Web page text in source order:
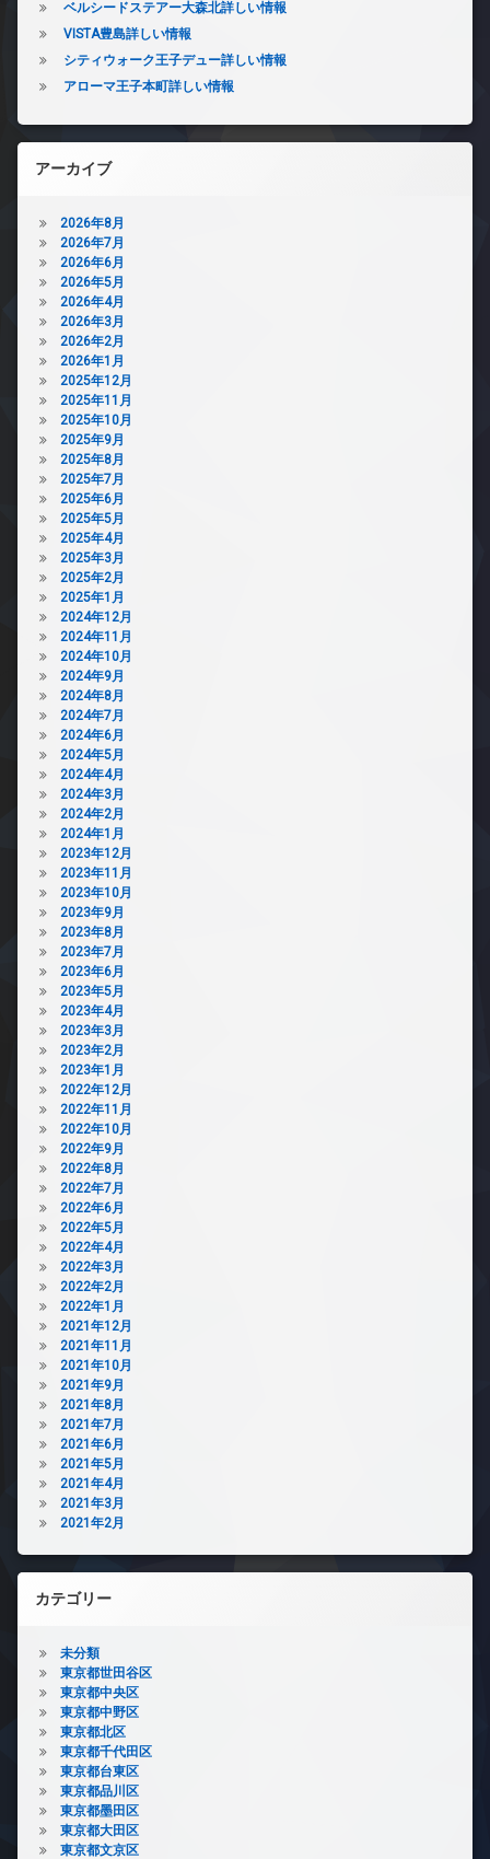
ベルシードステアー大森北詳しい情報
VISTA豊島詳しい情報
シティウォーク王子デュー詳しい情報
アローマ王子本町詳しい情報
アーカイブ
2026年8月
2026年7月
2026年6月
2026年5月
2026年4月
2026年3月
2026年2月
2026年1月
2025年12月
2025年11月
2025年10月
2025年9月
2025年8月
2025年7月
2025年6月
2025年5月
2025年4月
2025年3月
2025年2月
2025年1月
2024年12月
2024年11月
2024年10月
2024年9月
2024年8月
2024年7月
2024年6月
2024年5月
2024年4月
2024年3月
2024年2月
2024年1月
2023年12月
2023年11月
2023年10月
2023年9月
2023年8月
2023年7月
2023年6月
2023年5月
2023年4月
2023年3月
2023年2月
2023年1月
2022年12月
2022年11月
2022年10月
2022年9月
2022年8月
2022年7月
2022年6月
2022年5月
2022年4月
2022年3月
2022年2月
2022年1月
2021年12月
2021年11月
2021年10月
2021年9月
2021年8月
2021年7月
2021年6月
2021年5月
2021年4月
2021年3月
2021年2月
カテゴリー
未分類
東京都世田谷区
東京都中央区
東京都中野区
東京都北区
東京都千代田区
東京都台東区
東京都品川区
東京都墨田区
東京都大田区
東京都文京区